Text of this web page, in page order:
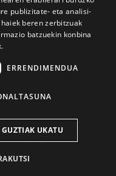
2026ko mar. 1a
publizitate- eta analisi-
beren zerbitzuak
batzuekin konbina
ERRENDIMENDUA
GUZTIAK UKATU